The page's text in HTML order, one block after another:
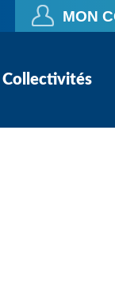
MON
Collectivités